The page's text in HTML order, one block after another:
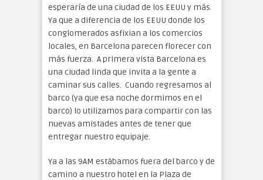
esperaría de una ciudad de los EEUU y más.
Ya que a diferencia de los EEUU donde los
conglomerados asfixian a los comercios
locales, en Barcelona parecen florecer con
más fuerza. A primera vista Barcelona es
una ciudad linda que invita a la gente a
caminar sus calles. Cuando regresamos al
barco (ya que esa noche dormimos en el
barco) lo utilizamos para compartir con las
nuevas amistades antes de tener que
entregar nuestro equipaje.
Ya a las 9AM estábamos fuera del barco y de
camino a nuestro hotel en la Plaza de